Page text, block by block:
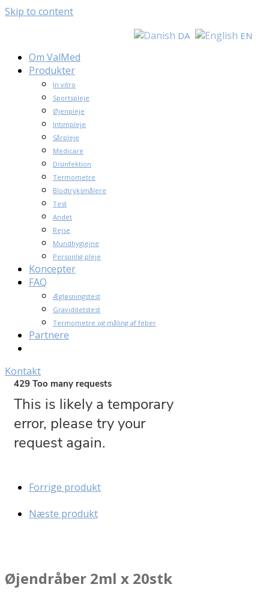
Skip to content
DA EN
Om ValMed
Produkter
In vitro
Sportspleje
Øjenpleje
Intimpleje
Sårpleje
Medicare
Disinfektion
Termometre
Blodtryksmålere
Test
Andet
Rejse
Mundhygiejne
Personlig pleje
Koncepter
FAQ
Ægløsningstest
Graviditetstest
Termometre og måling af feber
Partnere
Kontakt
Forrige produkt
Næste produkt
Øjendråber 2ml x 20stk